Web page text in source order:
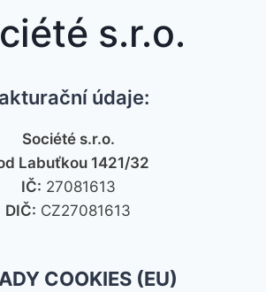
s.r.o.
údaje:
Société s.r.o.
Labuťkou 1421/32
IČ: 27081613
DIČ: CZ27081613
COOKIES (EU)